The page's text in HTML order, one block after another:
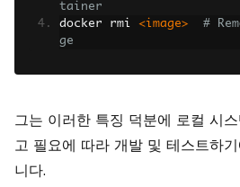
tainer
docker rmi <image>
#
ge
그는 이러한 특징 덕분에 로컬 시
고 필요에 따라 개발 및 테스트하
니다.